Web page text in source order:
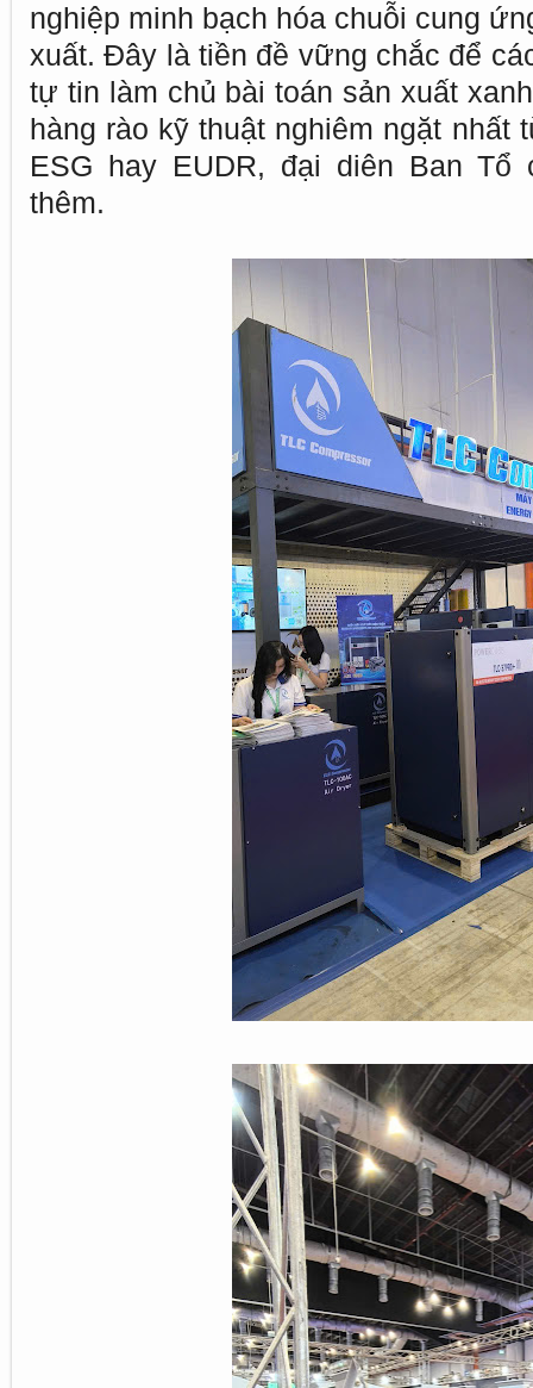
nghiệp minh bạch hóa chuỗi cung
xuất. Đây là tiền đề vững chắc để
tự tin làm chủ bài toán sản xuất
hàng rào kỹ thuật nghiêm ngặt
ESG hay EUDR, đại diên Ban
thêm.